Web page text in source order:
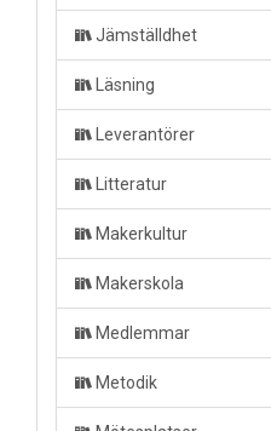
Jämställdhet
Läsning
Leverantörer
Litteratur
Makerkultur
Makerskola
Medlemmar
Metodik